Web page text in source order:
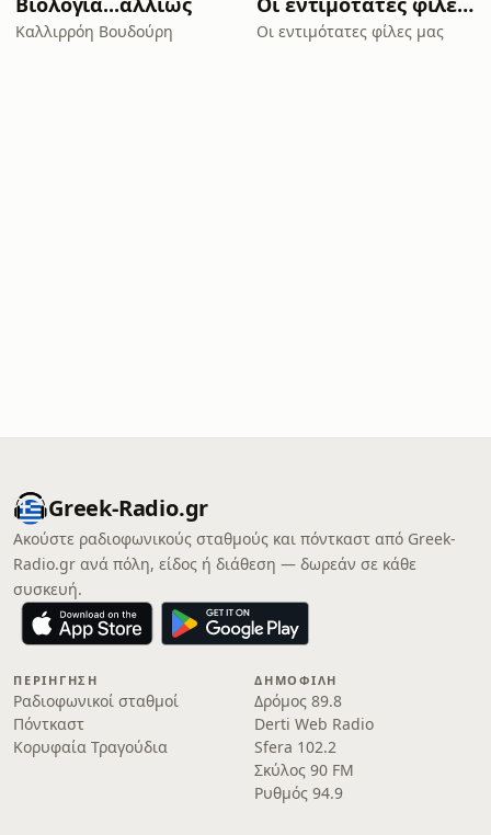
Καλλιρρόη Βουδούρη Οι εντιμότατες φίλες μας
Greek-Radio.gr
Ακούστε ραδιοφωνικούς σταθμούς και πόντκαστ από Greek-
Radio.gr ανά πόλη, είδος ή διάθεση — δωρεάν σε κάθε
συσκευή.
ΠΕΡΙΉΓΗΣΗ
Ραδιοφωνικοί σταθμοί
Πόντκαστ
Κορυφαία Τραγούδια
ΔΗΜΟΦΙΛΉ
Δρόμος 89.8
Derti Web Radio
Sfera 102.2
Σκύλος 90 FM
Ρυθμός 94.9